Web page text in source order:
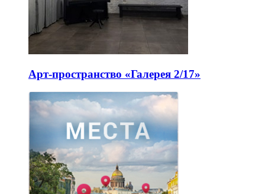
Арт-пространство «Галерея 2/17»